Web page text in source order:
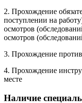
2. Прохождение
поступлении на
осмотров
осмотров
3. Прохождение
4. Прохождение
месте
Наличие